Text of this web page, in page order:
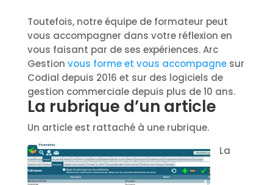
Toutefois, notre équipe de formateur peut
vous accompagner dans votre réflexion en
vous faisant par de ses expériences. Arc
Gestion vous forme et vous accompagnesur
Codial depuis 2016 et sur des logiciels de
gestion commerciale depuis plus de 10 ans.
La rubrique d’un article
Un article est rattaché à une rubrique.
La